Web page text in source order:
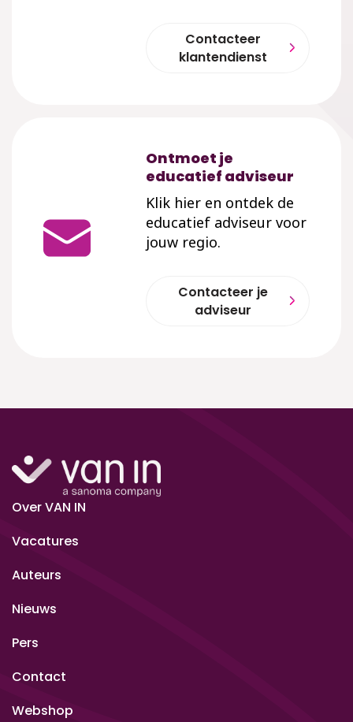
Contacteer
klantendienst
Ontmoet je
educatief adviseur
Klik hier en ontdek de
educatief adviseur voor
jouw regio.
Contacteer je
adviseur
Over VAN IN
Vacatures
Auteurs
Nieuws
Pers
Contact
Webshop